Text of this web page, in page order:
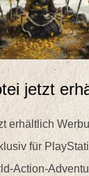
jetzt
erhältlich
für
Action-